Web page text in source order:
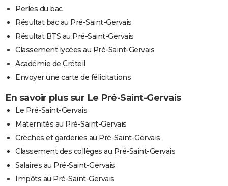
Perles du bac
Résultat bac au Pré-Saint-Gervais
Résultat BTS au Pré-Saint-Gervais
Classement lycées au Pré-Saint-Gervais
Académie de Créteil
Envoyer une carte de félicitations
En savoir plus sur Le Pré-Saint-Gervais
Le Pré-Saint-Gervais
Maternités au Pré-Saint-Gervais
Crèches et garderies au Pré-Saint-Gervais
Classement des collèges au Pré-Saint-Gervais
Salaires au Pré-Saint-Gervais
Impôts au Pré-Saint-Gervais